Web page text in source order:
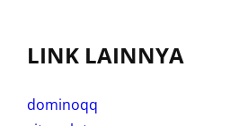
LINK LAINNYA
dominoqq